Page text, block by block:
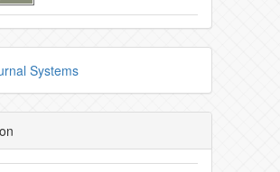
Systems